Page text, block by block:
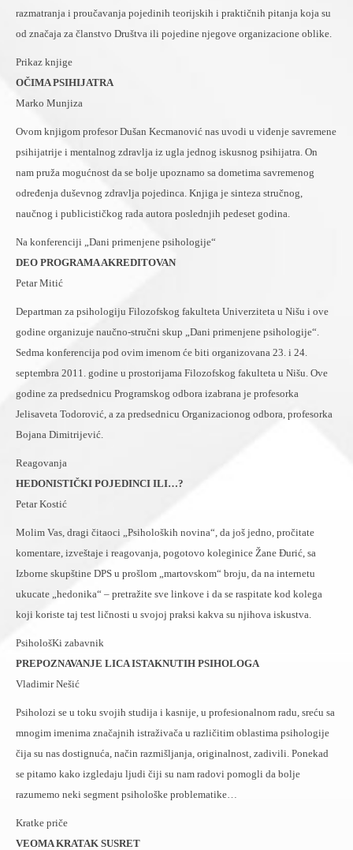
razmatranja i proučavanja pojedinih teorijskih i praktičnih pitanja koja su
od značaja za članstvo Društva ili pojedine njegove organizacione oblike.
Prikaz knjige
OČIMA PSIHIJATRA
Marko Munjiza
Ovom knjigom profesor Dušan Kecmanović nas uvodi u viđenje savremene
psihijatrije i mentalnog zdravlja iz ugla jednog iskusnog psihijatra. On
nam pruža mogućnost da se bolje upoznamo sa dometima savremenog
određenja duševnog zdravlja pojedinca. Knjiga je sinteza stručnog,
naučnog i publicističkog rada autora poslednjih pedeset godina.
Na konferenciji „Dani primenjene psihologije“
DEO PROGRAMA AKREDITOVAN
Petar Mitić
Departman za psihologiju Filozofskog fakulteta Univerziteta u Nišu i ove
godine organizuje naučno-stručni skup „Dani primenjene psihologije“.
Sedma konferencija pod ovim imenom će biti organizovana 23. i 24.
septembra 2011. godine u prostorijama Filozofskog fakulteta u Nišu. Ove
godine za predsednicu Programskog odbora izabrana je profesorka
Jelisaveta Todorović, a za predsednicu Organizacionog odbora, profesorka
Bojana Dimitrijević.
Reagovanja
HEDONISTIČKI POJEDINCI ILI…?
Petar Kostić
Molim Vas, dragi čitaoci „Psiholoških novina“, da još jedno, pročitate
komentare, izveštaje i reagovanja, pogotovo koleginice Žane Đurić, sa
Izborne skupštine DPS u prošlom „martovskom“ broju, da na internetu
ukucate „hedonika“ – pretražite sve linkove i da se raspitate kod kolega
koji koriste taj test ličnosti u svojoj praksi kakva su njihova iskustva.
PsihološKi zabavnik
PREPOZNAVANJE LICA ISTAKNUTIH PSIHOLOGA
Vladimir Nešić
Psiholozi se u toku svojih studija i kasnije, u profesionalnom radu, sreću sa
mnogim imenima značajnih istraživača u različitim oblastima psihologije
čija su nas dostignuća, način razmišljanja, originalnost, zadivili. Ponekad
se pitamo kako izgledaju ljudi čiji su nam radovi pomogli da bolje
razumemo neki segment psihološke problematike…
Kratke priče
VEOMA KRATAK SUSRET